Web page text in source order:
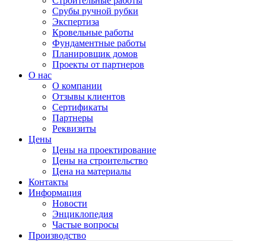
Срубы ручной рубки
Экспертиза
Кровельные работы
Фундаментные работы
Планировщик домов
Проекты от партнеров
О нас
О компании
Отзывы клиентов
Сертификаты
Партнеры
Реквизиты
Цены
Цены на проектирование
Цены на строительство
Цена на материалы
Контакты
Информация
Новости
Энциклопедия
Частые вопросы
Производство